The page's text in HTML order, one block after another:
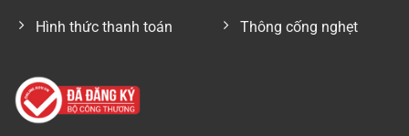
Hình thức thanh toán Thông cống nghẹt